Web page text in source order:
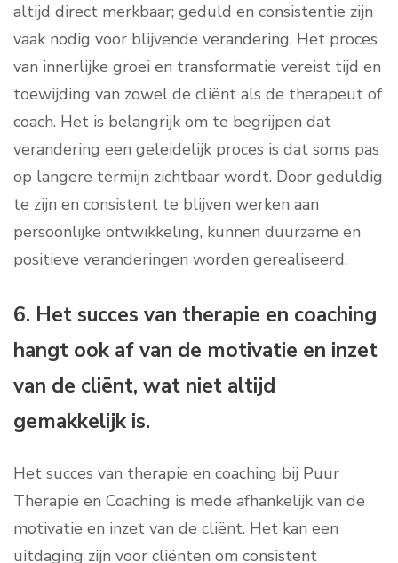
altijd direct merkbaar; geduld en consistentie zijn
vaak nodig voor blijvende verandering. Het proces
van innerlijke groei en transformatie vereist tijd en
toewijding van zowel de cliënt als de therapeut of
coach. Het is belangrijk om te begrijpen dat
verandering een geleidelijk proces is dat soms pas
op langere termijn zichtbaar wordt. Door geduldig
te zijn en consistent te blijven werken aan
persoonlijke ontwikkeling, kunnen duurzame en
positieve veranderingen worden gerealiseerd.
6. Het succes van therapie en coaching
hangt ook af van de motivatie en inzet
van de cliënt, wat niet altijd
gemakkelijk is.
Het succes van therapie en coaching bij Puur
Therapie en Coaching is mede afhankelijk van de
motivatie en inzet van de cliënt. Het kan een
uitdaging zijn voor cliënten om consistent